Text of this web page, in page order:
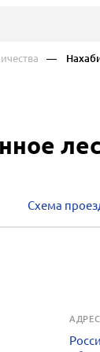
—
Схема
АДРЕС